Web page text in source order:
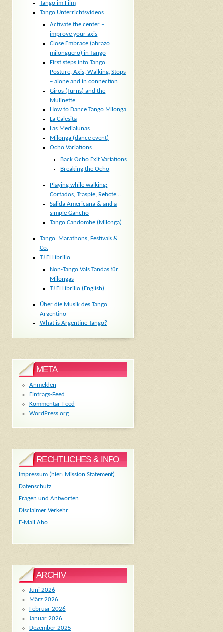
Tango im Film
Tango Unterrichtsvideos
Activate the center –
improve your axis
Close Embrace (abrazo
milonguero) in Tango
First steps into Tango:
Posture, Axis, Walking, Stops
– alone and in connection
Giros (Turns) and the
Mulinette
How to Dance Tango Milonga
La Calesita
Las Medialunas
Milonga (dance event)
Ocho Variations
Back Ocho Exit Variations
Breaking the Ocho
Playing while walking:
Cortados, Traspie, Rebote…
Salida Americana & and a
simple Gancho
Tango Candombe (Milonga)
Tango: Marathons, Festivals &
Co.
TJ El Librillo
Non-Tango Vals Tandas für
Milongas
TJ El Librillo (English)
Über die Musik des Tango
Argentino
What is Argentine Tango?
META
Anmelden
Eintrags-Feed
Kommentar-Feed
WordPress.org
RECHTLICHES & INFO
Impressum (hier: Mission Statement)
Datenschutz
Fragen und Antworten
Disclaimer Verkehr
E-Mail Abo
ARCHIV
Juni 2026
März 2026
Februar 2026
Januar 2026
Dezember 2025